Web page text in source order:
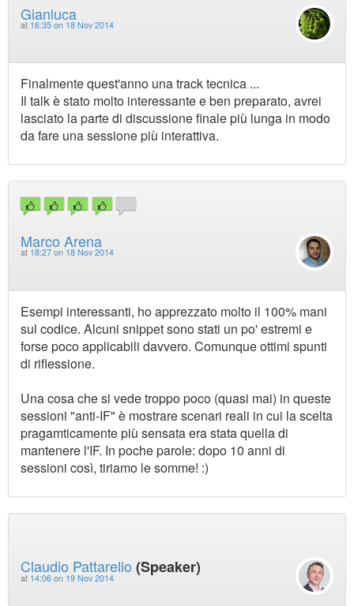
Gianluca
at 16:35 on 18 Nov 2014
Finalmente quest'anno una track tecnica ...
Il talk è stato molto interessante e ben preparato, avrei
lasciato la parte di discussione finale più lunga in modo
da fare una sessione più interattiva.
Marco Arena
at 18:27 on 18 Nov 2014
Esempi interessanti, ho apprezzato molto il 100% mani
sul codice. Alcuni snippet sono stati un po' estremi e
forse poco applicabili davvero. Comunque ottimi spunti
di riflessione.
Una cosa che si vede troppo poco (quasi mai) in queste
sessioni "anti-IF" è mostrare scenari reali in cui la scelta
pragamticamente più sensata era stata quella di
mantenere l'IF. In poche parole: dopo 10 anni di
sessioni così, tiriamo le somme! :)
Claudio Pattarello (Speaker)
at 14:06 on 19 Nov 2014